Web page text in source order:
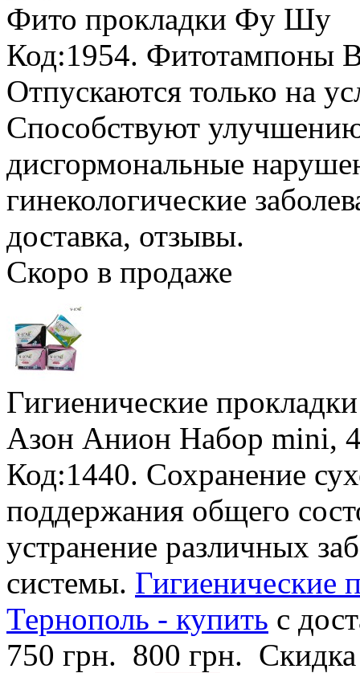
Фито прокладки Фу Шу
Код:1954. Фитотампоны
Отпускаются только на
Способствуют
дисгормональные
гинекологические
доставка, отзывы.
Скоро в продаже
Гигиенические
Азон Анион Набор mini,
Код:1440. Сохранение
поддержания общего
устранение различных
системы.
Тернополь - купить с
750 грн. 800 грн.